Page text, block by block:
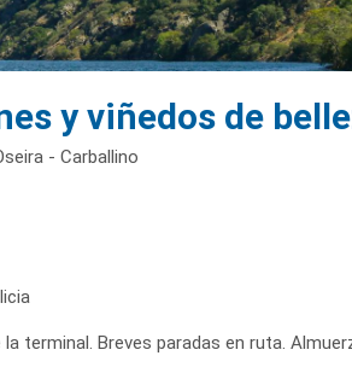
y viñedos de
- Carballino
terminal. Breves paradas en ruta.